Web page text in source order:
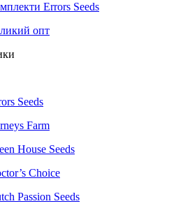
Errors Seeds
опт
Seeds
Farm
House Seeds
Choice
Passion Seeds